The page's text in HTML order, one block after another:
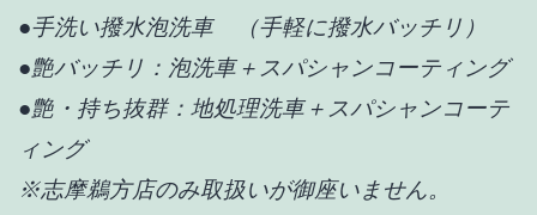
●手洗い撥水泡洗車 （手軽に撥水バッチリ）
●艶バッチリ： 泡洗車＋スパシャンコーティング
●艶・持ち抜群： 地処理洗車＋スパシャンコーテ
ィング
※志摩鵜方店のみ取扱いが御座いません。